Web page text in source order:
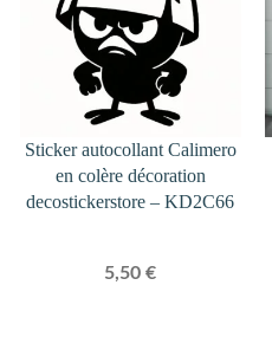
Sticker autocollant Calimero
en colère décoration
decostickerstore – KD2C66
5,50€